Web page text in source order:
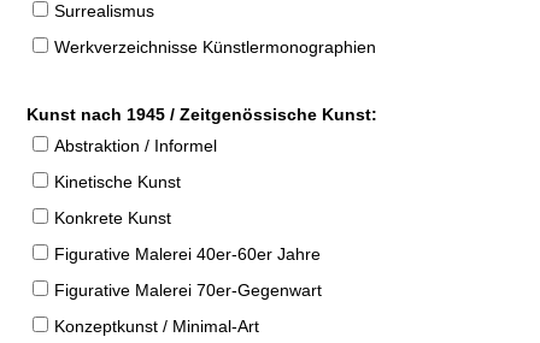
Surrealismus
Werkverzeichnisse Künstlermonographien
Kunst nach 1945 / Zeitgenössische Kunst:
Abstraktion / Informel
Kinetische Kunst
Konkrete Kunst
Figurative Malerei 40er-60er Jahre
Figurative Malerei 70er-Gegenwart
Konzeptkunst / Minimal-Art